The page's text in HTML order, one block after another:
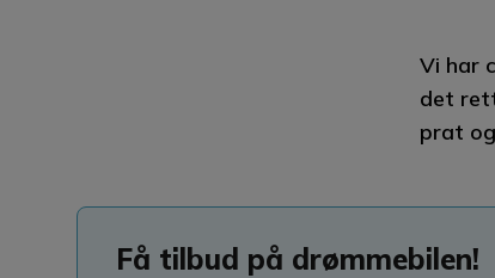
Vi har
det
prat
Få tilbud på drømmebilen!